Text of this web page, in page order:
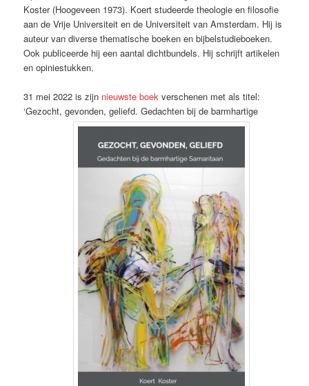
Koster (Hoogeveen 1973). Koert studeerde theologie en filosofie
aan de Vrije Universiteit en de Universiteit van Amsterdam. Hij is
auteur van diverse thematische boeken en bijbelstudieboeken.
Ook publiceerde hij een aantal dichtbundels. Hij schrijft artikelen
en opiniestukken.
31 mei 2022 is zijn nieuwste boek verschenen met als titel:
‘Gezocht, gevonden, geliefd. Gedachten bij de barmhartige